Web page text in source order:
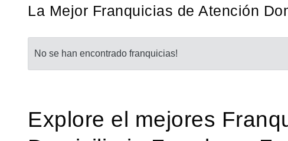
La Mejor Franquicias de Atención
No se han encontrado franquicias!
Explore el mejores